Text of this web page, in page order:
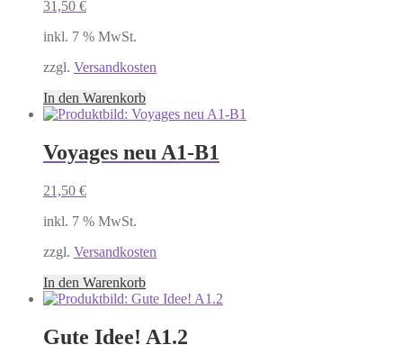
31,50 €
inkl. 7 % MwSt.
zzgl. Versandkosten
In den Warenkorb
Voyages neu A1-B1
21,50 €
inkl. 7 % MwSt.
zzgl. Versandkosten
In den Warenkorb
Gute Idee! A1.2